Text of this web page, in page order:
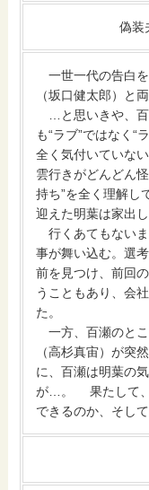
偽装
一世一代の告白
（坂口健太郎）と
…と思いきや、百
も“ラブ”ではなく“
全く気付いていない
雲行きがどんどん
持ち”を全く理解し
迎えた明葉は家出し
行くあてもない
事が舞い込む。選
前を見つけ、前回
うこともあり、会
た。
一方、百瀬のと
（高杉真宙）が突
に、百瀬は明葉の
が…。 果たして、
できるのか、そし